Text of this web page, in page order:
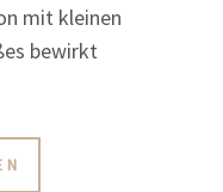
mit kleinen
bewirkt